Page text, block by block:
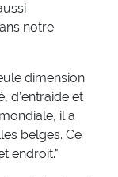
notre
dimension
d’entraide et
il a
belges. Ce
endroit."